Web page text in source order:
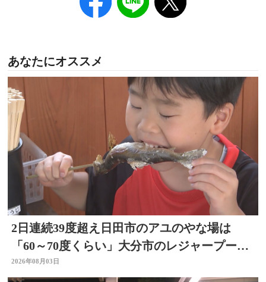
あなたにオススメ
2日連続39度超え日田市のアユのやな場は
「60～70度くらい」大分市のレジャープール
も賑わう 大分
2026年08月03日